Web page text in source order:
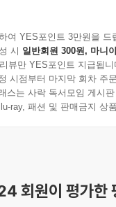
양과는 또 다른 이슬람
저서《오리엔탈리즘
며 억압하기 위한 서
세계를 모른다. 그나
해 이용했던 ‘오리엔
코란에 대해 호기심
여 YES포인트 3만원을 드
시 일반회원 300원, 마니
뷰만 YES포인트 지급됩니
시점부터 마지막 회차 주
스는 사락 독서모임 게시
ray, 패션 및 판매금지 상
회원이 평가한